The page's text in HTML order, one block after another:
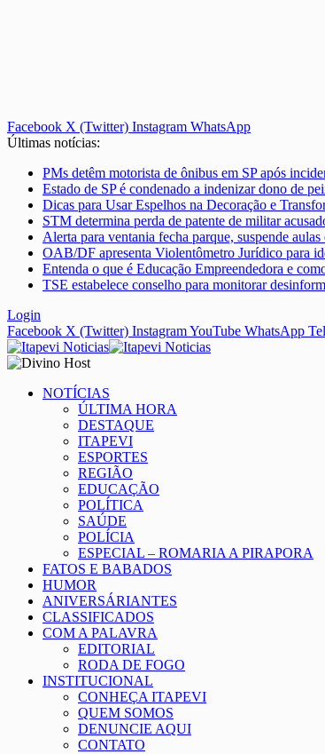
Facebook X (Twitter) Instagram WhatsApp
Últimas notícias:
PMs detêm motorista de ônibus em SP após
Estado de SP é condenado a indenizar dono de
Dicas para Usar Espelhos na Decoração e
STM determina perda de patente de militar
Alerta para ventania fecha parque, suspende
OAB/DF apresenta Violentômetro Jurídico para
Entenda o que é Educação Empreendedora e
TSE estabelece conselho para monitorar
Login
Facebook X (Twitter) InstagramYouTube WhatsApp
NOTÍCIAS
ÚLTIMA HORA
DESTAQUE
ITAPEVI
ESPORTES
REGIÃO
EDUCAÇÃO
POLÍTICA
SAÚDE
POLÍCIA
ESPECIAL – ROMARIA A PIRAPORA
FATOS E BABADOS
HUMOR
ANIVERSÁRIANTES
CLASSIFICADOS
COM A PALAVRA
EDITORIAL
RODA DE FOGO
INSTITUCIONAL
CONHEÇA ITAPEVI
QUEM SOMOS
DENUNCIE AQUI
CONTATO